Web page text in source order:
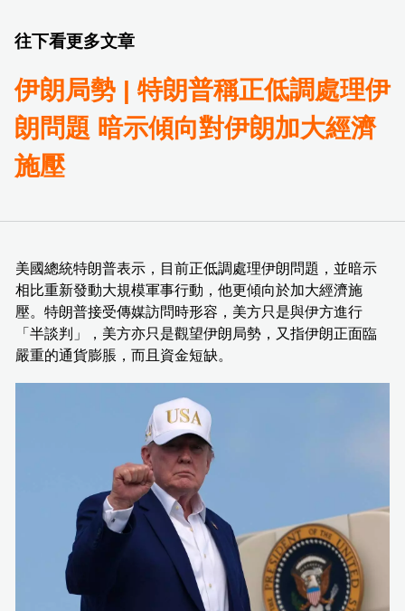
往下看更多文章
伊朗局勢 | 特朗普稱正低調處理伊
朗問題 暗示傾向對伊朗加大經濟
施壓
美國總統特朗普表示，目前正低調處理伊朗問題，並暗示
相比重新發動大規模軍事行動，他更傾向於加大經濟施
壓。特朗普接受傳媒訪問時形容，美方只是與伊方進行
「半談判」，美方亦只是觀望伊朗局勢，又指伊朗正面臨
嚴重的通貨膨脹，而且資金短缺。